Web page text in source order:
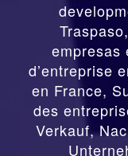
empresas
d’entreprise
en France,
des
Verkauf,